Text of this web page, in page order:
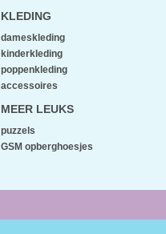
KLEDING
dameskleding
kinderkleding
poppenkleding
accessoires
MEER LEUKS
puzzels
GSM opberghoesjes